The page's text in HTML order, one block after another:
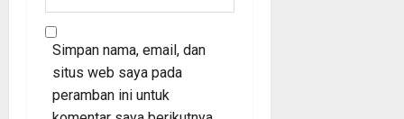
Simpan nama, email, dan
situs web saya pada
peramban ini untuk